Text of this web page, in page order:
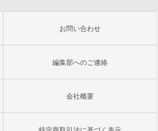
お問い合わせ
編集部へのご連絡
会社概要